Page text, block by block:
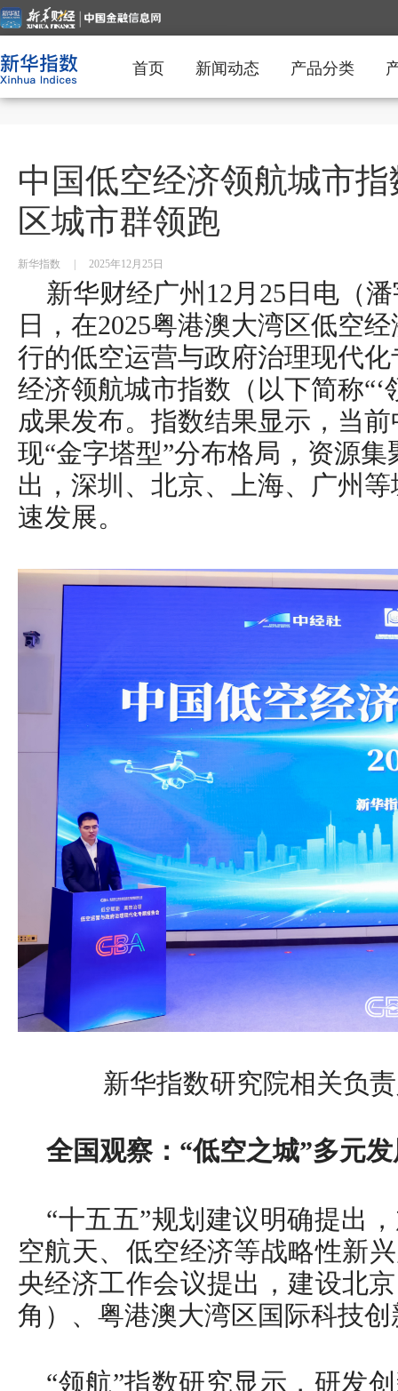
首页 新闻动态 产品分类
中国低空经济领航城市
区城市群领跑
新华指数 2025年12月25日
新华财经广州12月25日电（
日，在2025粤港澳大湾区低空
行的低空运营与政府治理现代
经济领航城市指数（以下简称“‘
成果发布。指数结果显示，当
现“金字塔型”分布格局，资源
出，深圳、北京、上海、广州
速发展。
新华指数研究院相关负
全国观察：“低空之城”多元
“十五五”规划建议明确提出
空航天、低空经济等战略性新
央经济工作会议提出，建设北
角）、粤港澳大湾区国际科技
“领航”指数研究显示，研发